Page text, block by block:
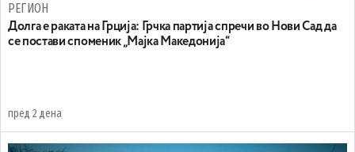
РЕГИОН
Долга е раката на Грција: Грчка партија спречи во Нови Сад да
се постави споменик „Мајка Македонија“
пред 2 дена